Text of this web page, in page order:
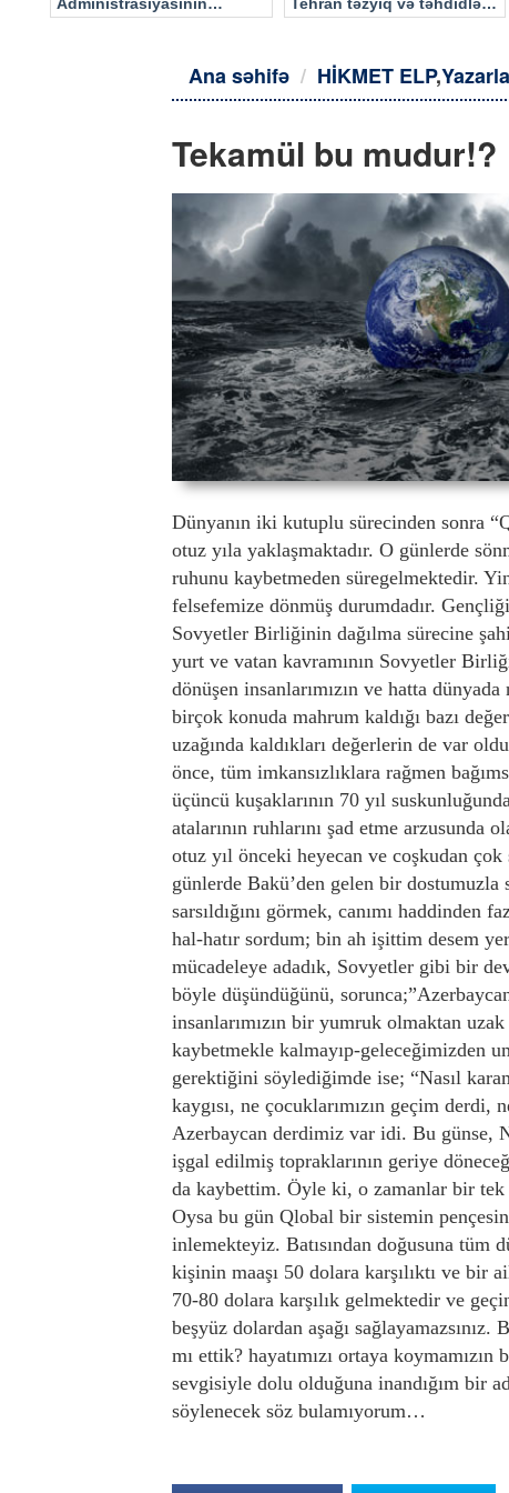
Ana səhifə HİKMET ELP,
Tekamül bu mudur!?
Dünyanın iki kutuplu sürecinden sonra
otuz yıla yaklaşmaktadır. O günlerde
ruhunu kaybetmeden süregelmektedir.
felsefemize dönmüş durumdadır.
Sovyetler Birliğinin dağılma sürecine
yurt ve vatan kavramının Sovyetler
dönüşen insanlarımızın ve hatta
birçok konuda mahrum kaldığı bazı
uzağında kaldıkları değerlerin de var
önce, tüm imkansızlıklara rağmen
üçüncü kuşaklarının 70 yıl
atalarının ruhlarını şad etme
otuz yıl önceki heyecan ve coşkudan
günlerde Bakü’den gelen bir
sarsıldığını görmek, canımı haddinden
hal-hatır sordum; bin ah işittim desem
mücadeleye adadık, Sovyetler gibi bir
böyle düşündüğünü,
insanlarımızın bir yumruk olmaktan
kaybetmekle kalmayıp-geleceğimizden
gerektiğini söylediğimde ise; “Nasıl
kaygısı, ne çocuklarımızın geçim
Azerbaycan derdimiz var idi. Bu günse,
işgal edilmiş topraklarının geriye
da kaybettim. Öyle ki, o zamanlar bir tek
Oysa bu gün Qlobal bir sistemin
inlemekteyiz. Batısından doğusuna tüm
kişinin maaşı 50 dolara karşılıktı ve
70-80 dolara karşılık gelmektedir ve
beşyüz dolardan aşağı
mı ettik? hayatımızı ortaya
sevgisiyle dolu olduğuna inandığım bir
söylenecek söz bulamıyorum…